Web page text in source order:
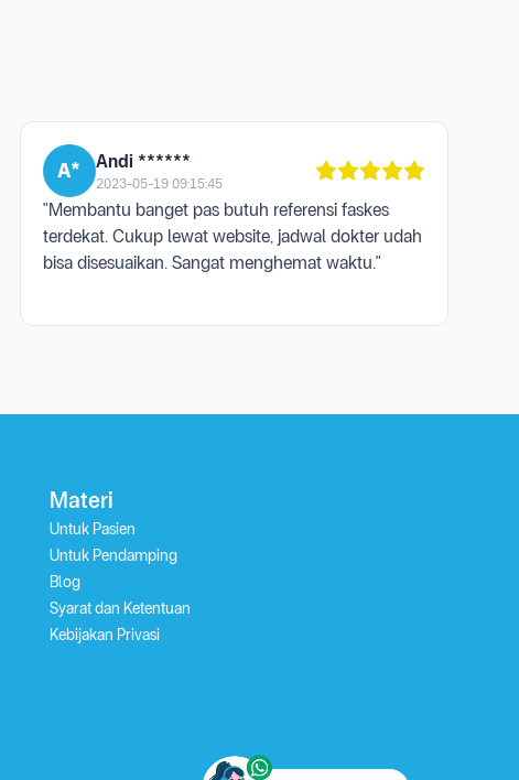
A* Andi ******
2023-05-19 09:15:45
"Membantu banget pas butuh referensi faskes
terdekat. Cukup lewat website, jadwal dokter udah
bisa disesuaikan. Sangat menghemat waktu."
Materi
Untuk Pasien
Untuk Pendamping
Blog
Syarat dan Ketentuan
Kebijakan Privasi